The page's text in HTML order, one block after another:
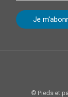
Je
© Pieds et